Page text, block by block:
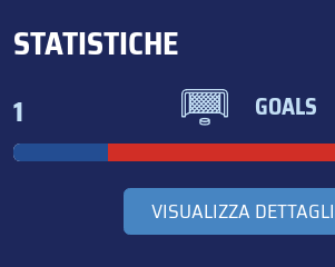
STATISTICHE
1 GOALS
VISUALIZZA